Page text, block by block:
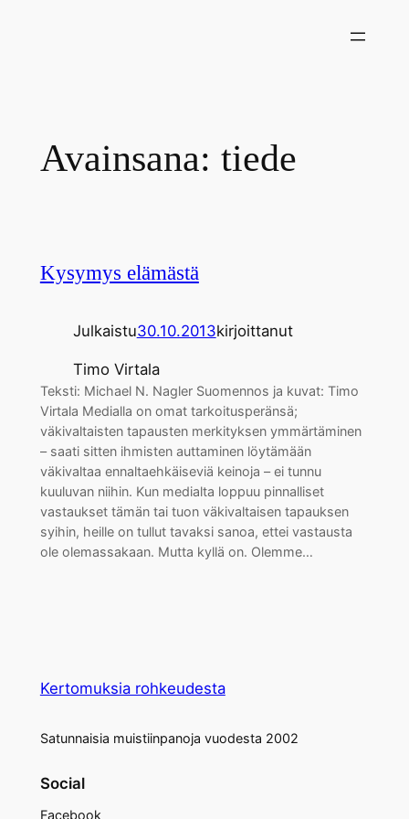
Avainsana: tiede
Kysymys elämästä
Julkaistu30.10.2013kirjoittanut
Timo Virtala
Teksti: Michael N. Nagler Suomennos ja kuvat: Timo
Virtala Medialla on omat tarkoitusperänsä;
väkivaltaisten tapausten merkityksen ymmärtäminen
– saati sitten ihmisten auttaminen löytämään
väkivaltaa ennaltaehkäiseviä keinoja – ei tunnu
kuuluvan niihin. Kun medialta loppuu pinnalliset
vastaukset tämän tai tuon väkivaltaisen tapauksen
syihin, heille on tullut tavaksi sanoa, ettei vastausta
ole olemassakaan. Mutta kyllä on. Olemme…
Kertomuksia rohkeudesta
Satunnaisia muistiinpanoja vuodesta 2002
Social
Facebook